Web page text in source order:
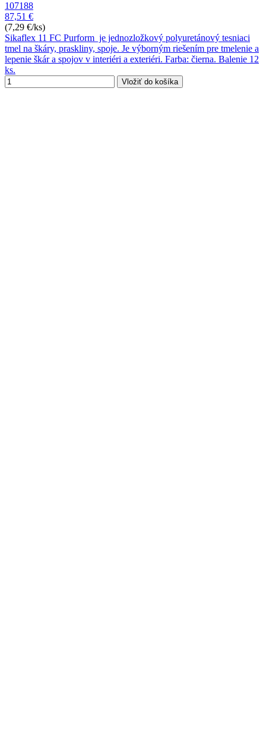
107188
87,51 €
(7,29 €/ks)
Sikaflex 11 FC Purform je jednozložkový polyuretánový tesniaci
tmel na škáry, praskliny, spoje. Je výborným riešením pre tmelenie a
lepenie škár a spojov v interiéri a exteriéri. Farba: čierna. Balenie 12
ks.
Vložiť do košíka